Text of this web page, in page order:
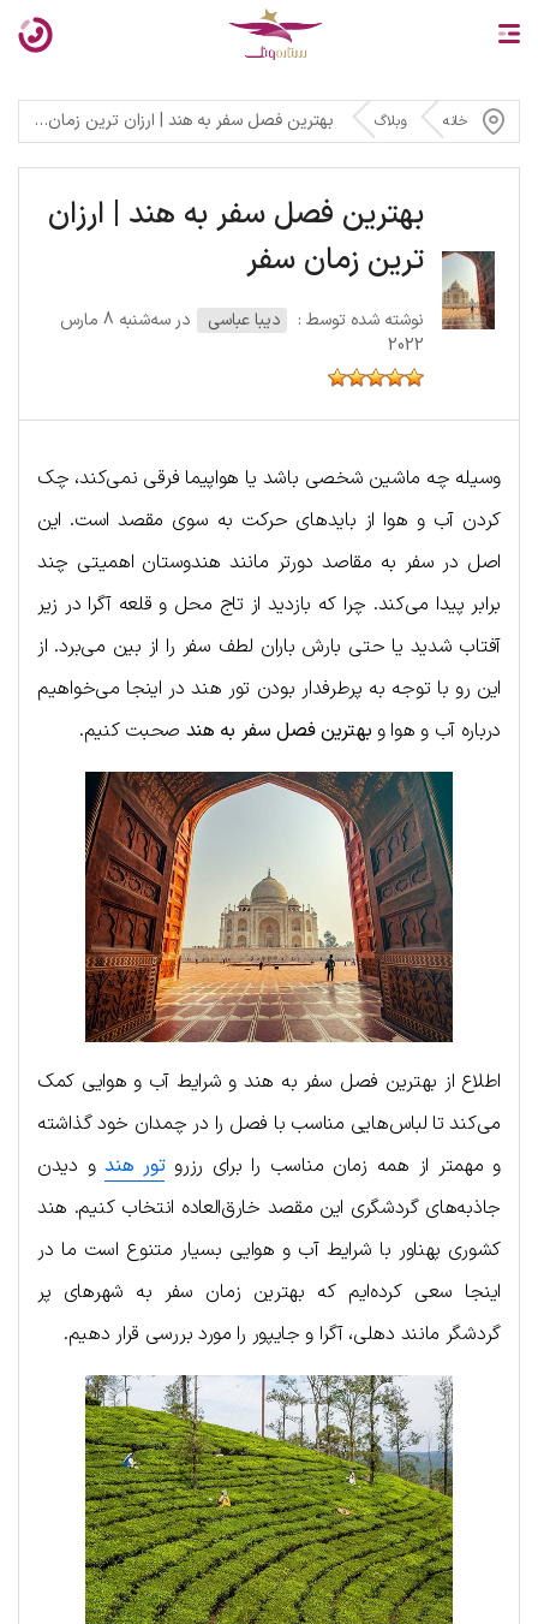
خانه وبلاگ بهترین فصل سفر به هند | ارزان ترین زمان سفر
بهترین فصل سفر به هند | ارزان
ترین زمان سفر
نوشته شده توسط : دیبا عباسی
در سه‌شنبه 8 مارس
2022
وسیله چه ماشین شخصی باشد یا هواپیما فرقی نمی‌کند، چک
کردن آب و هوا از بایدهای حرکت به سوی مقصد است. این
اصل در سفر به مقاصد دورتر مانند هندوستان اهمیتی چند
برابر پیدا می‌کند. چرا که بازدید از تاج محل و قلعه آگرا در زیر
آفتاب شدید یا حتی بارش باران لطف سفر را از بین می‌برد. از
این رو با توجه به پرطرفدار بودن تور هند در اینجا می‌خواهیم
درباره آب و هوا و بهترین فصل سفر به هند صحبت کنیم.
اطلاع از بهترین فصل سفر به هند و شرایط آب و هوایی کمک
می‌کند تا لبا‌س‌هایی مناسب با فصل را در چمدان خود گذاشته
و مهمتر از همه زمان مناسب را برای رزروتور هندو دیدن
جاذبه‌های گردشگری این مقصد خارق‌العاده انتخاب کنیم. هند
کشوری پهناور با شرایط آب و هوایی بسیار متنوع است ما در
اینجا سعی کرده‌ایم که بهترین زمان سفر به شهرهای پر
گردشگر مانند دهلی، آگرا و جایپور را مورد بررسی قرار دهیم.